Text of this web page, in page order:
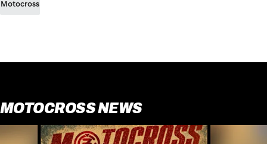
Motocross
MOTOCROSS NEWS